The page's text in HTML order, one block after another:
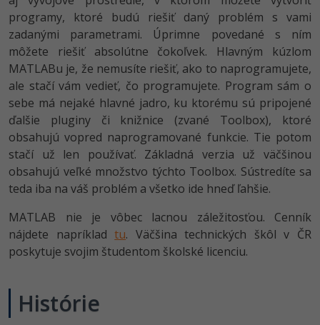
VB.NET
SQL
UML -80%
Algoritmy -41%
Umelá inteligencia -10%
Pre deti
Viac
Time management
Fórum
Linux a UNIX
Siete
Kybernetická bezpečnost
Windows
Blender
Inkscape
Fotografovanie -80%
Video
Ostatné
Fórum
programy, ktoré budú riešiť daný problém s vami
zadanými parametrami. Úprimne povedané s ním
môžete riešiť absolútne čokoľvek. Hlavným kúzlom
MATLABu je, že nemusíte riešiť, ako to naprogramujete,
ale stačí vám vedieť, čo programujete. Program sám o
sebe má nejaké hlavné jadro, ku ktorému sú pripojené
ďalšie pluginy či knižnice (zvané Toolbox), ktoré
obsahujú vopred naprogramované funkcie. Tie potom
stačí už len používať. Základná verzia už väčšinou
obsahujú veľké množstvo týchto Toolbox. Sústredíte sa
teda iba na váš problém a všetko ide hneď ľahšie.
MATLAB nie je vôbec lacnou záležitosťou. Cenník
nájdete napríkladtu. Väčšina technických škôl v ČR
poskytuje svojim študentom školské licenciu.
Histórie